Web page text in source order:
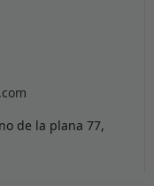
de la plana 77,